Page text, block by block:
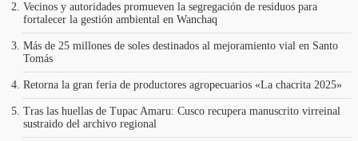
Vecinos y autoridades promueven la segregación de residuos para
fortalecer la gestión ambiental en Wanchaq
Más de 25 millones de soles destinados al mejoramiento vial en Santo
Tomás
Retorna la gran feria de productores agropecuarios «La chacrita 2025»
Tras las huellas de Tupac Amaru: Cusco recupera manuscrito virreinal
sustraido del archivo regional